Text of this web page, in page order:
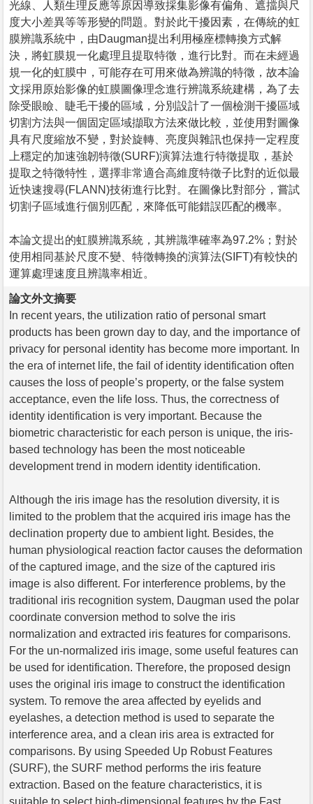
光線、人類生理反應等原因導致採集影像有偏角、遮擋與尺
度大小差異等等形變的問題。對於此干擾因素，在傳統的虹
膜辨識系統中，由Daugman提出利用極座標轉換方式解
決，將虹膜規一化處理且提取特徵，進行比對。而在未經過
規一化的虹膜中，可能存在可用來做為辨識的特徵，故本論
文採用原始影像的虹膜圖像理念進行辨識系統建構，為了去
除受眼瞼、睫毛干擾的區域，分別設計了一個檢測干擾區域
切割方法與一個固定區域擷取方法來做比較，並使用對圖像
具有尺度縮放不變，對於旋轉、亮度與雜訊也保持一定程度
上穩定的加速強韌特徵(SURF)演算法進行特徵提取，基於
提取之特徵特性，選擇非常適合高維度特徵子比對的近似最
近快速搜尋(FLANN)技術進行比對。在圖像比對部分，嘗試
切割子區域進行個別匹配，來降低可能錯誤匹配的機率。
本論文提出的虹膜辨識系統，其辨識準確率為97.2%；對於
使用相同基於尺度不變、特徵轉換的演算法(SIFT)有較快的
運算處理速度且辨識率相近。
論文外文摘要
In recent years, the utilization ratio of personal smart
products has been grown day to day, and the importance of
privacy for personal identity has become more important. In
the era of internet life, the fail of identity identification often
causes the loss of people’s property, or the false system
acceptance, even the life loss. Thus, the correctness of
identity identification is very important. Because the
biometric characteristic for each person is unique, the iris-
based technology has been the most noticeable
development trend in modern identity identification.
Although the iris image has the resolution diversity, it is
limited to the problem that the acquired iris image has the
declination property due to ambient light. Besides, the
human physiological reaction factor causes the deformation
of the captured image, and the size of the captured iris
image is also different. For interference problems, by the
traditional iris recognition system, Daugman used the polar
coordinate conversion method to solve the iris
normalization and extracted iris features for comparisons.
For the un-normalized iris image, some useful features can
be used for identification. Therefore, the proposed design
uses the original iris image to construct the identification
system. To remove the area affected by eyelids and
eyelashes, a detection method is used to separate the
interference area, and a clean iris area is extracted for
comparisons. By using Speeded Up Robust Features
(SURF), the SURF method performs the iris feature
extraction. Based on the feature characteristics, it is
suitable to select high-dimensional features by the Fast